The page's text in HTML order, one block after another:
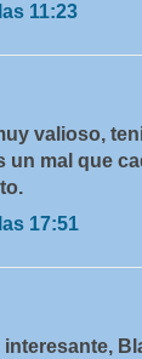
11:23
valioso,
mal que
17:51